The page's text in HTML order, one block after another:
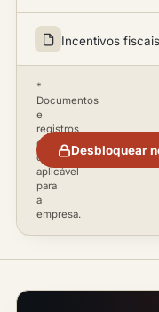
Incentivos
*
Documentos
e
registros
disponíveis
conforme
aplicável
para
a
empresa.
Desbloquear